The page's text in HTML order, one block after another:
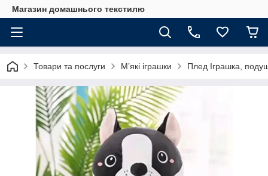
Магазин домашнього текстилю
Товари та послуги М’які іграшки Плед Іграшка,